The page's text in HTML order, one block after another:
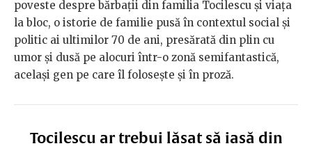
poveste despre bărbații din familia Tocilescu și viața
la bloc, o istorie de familie pusă în contextul social și
politic ai ultimilor 70 de ani, presărată din plin cu
umor și dusă pe alocuri într-o zonă semifantastică,
același gen pe care îl folosește și în proză.
Tocilescu ar trebui lăsat să iasă din